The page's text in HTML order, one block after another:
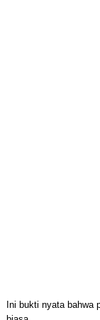
Ini bukti nyata bahwa